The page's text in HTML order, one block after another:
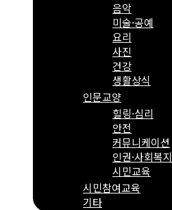
음악
미술·공예
요리
사진
건강
생활상식
인문교양
힐링·심리
안전
커뮤니케이션
인권·사회복지
시민교육
시민참여교육
기타